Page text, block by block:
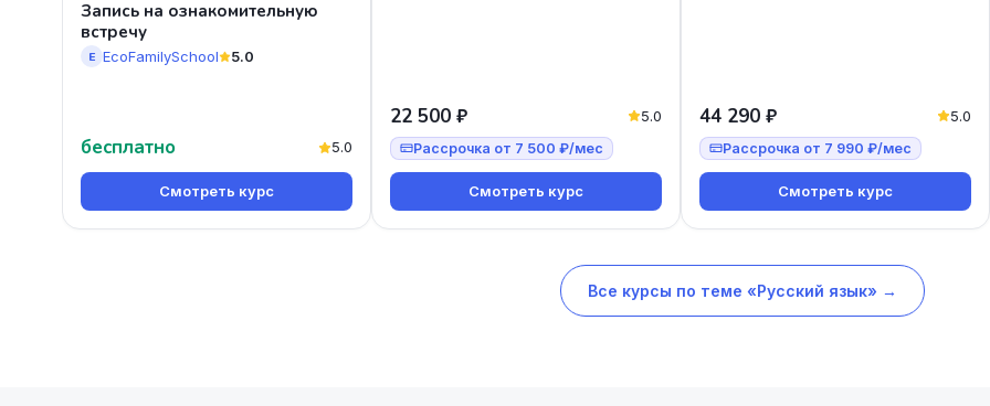
Запись на ознакомительную
встречу
E EcoFamilySchool 5.0
бесплатно 5.0
Смотреть курс
22 500 ₽ 5.0
Рассрочка от 7 500 ₽/мес
Смотреть курс
44 290 ₽ 5.0
Рассрочка от 7 990 ₽/мес
Смотреть курс
Все курсы по теме «Русский язык» →